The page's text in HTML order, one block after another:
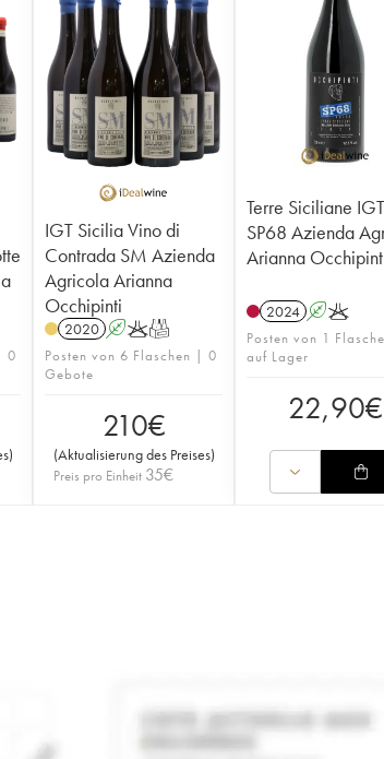
0
)
IGT Sicilia Vino di
Contrada SM Azienda
Agricola Arianna
Occhipinti
2020 AKT
Posten von 6 Flaschen | 0
Gebote
210€
(Aktualisierung des Preises)
Preis pro Einheit 35€
Terre Siciliane IGT
SP68 Azienda
Arianna
2024 AK
Posten von 1
auf Lager
22,90€